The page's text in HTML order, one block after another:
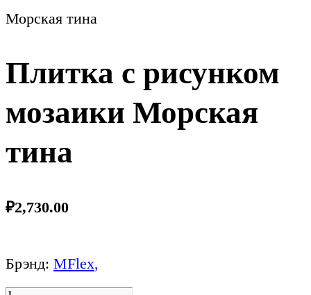
Морская тина
Плитка с рисунком
мозаики Морская
тина
₽2,730.00
Брэнд: MFlex,